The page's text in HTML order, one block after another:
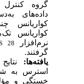
گروه کنترل
داده‌های
کواریانس
کواریانس
نرم افزار 28
گرفتند.
یافته‌ها:
استرس به
خستگی و